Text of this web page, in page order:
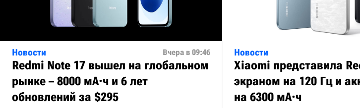
Новости Вчера в 09:46
Redmi Note 17 вышел на глобальном
рынке – 8000 мА·ч и 6 лет
обновлений за $295
Новости
Xiaomi представила
экраном на 120 Гц и
на 6300 мА·ч